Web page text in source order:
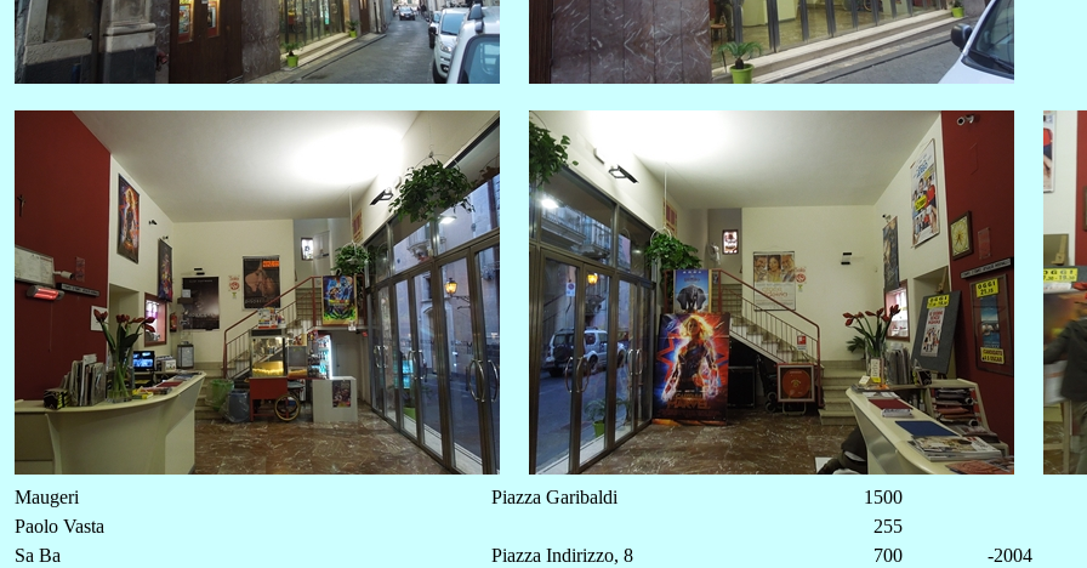
Maugeri Piazza Garibaldi
1500
Paolo Vasta
255
Sa Ba
Piazza Indirizzo, 8 700
-2004